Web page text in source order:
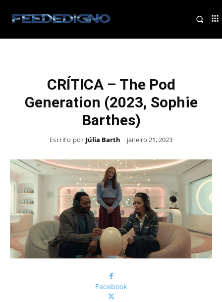
CRÍTICA – The Pod
Generation (2023, Sophie
Barthes)
Escrito por Júlia Barth janeiro 21, 2023
Facebook